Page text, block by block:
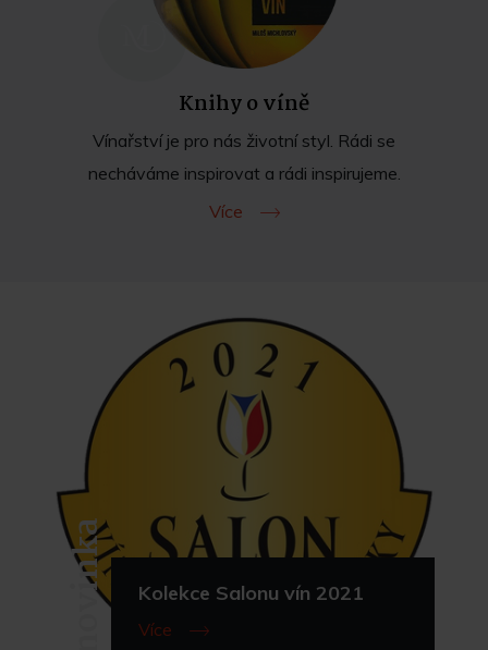
Knihy o víně
Vínařství je pro nás životní styl. Rádi se
necháváme inspirovat a rádi inspirujeme.
Více
Kolekce Salonu vín 2021
novinka Více